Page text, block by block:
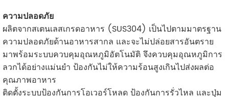
ความปลอดภัย
ผลิตจากสเตนเลสเกรดอาหาร (SUS304) เป็นไปตามมาตรฐาน
ความปลอดภัยด้านอาหารสากล และจะไม่ปล่อยสารอันตราย
มาพร้อมระบบควบคุมอุณหภูมิอัตโนมัติ จึงควบคุมอุณหภูมิการ
ลวกได้อย่างแม่นยำ ป้องกันไม่ให้ความร้อนสูงเกินไปส่งผลต่อ
คุณภาพอาหาร
ติดตั้งระบบป้องกันการโอเวอร์โหลด ป้องกันการรั่วไหล และปุ่ม